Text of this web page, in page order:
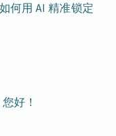
何用 AI 精准锁定
好！